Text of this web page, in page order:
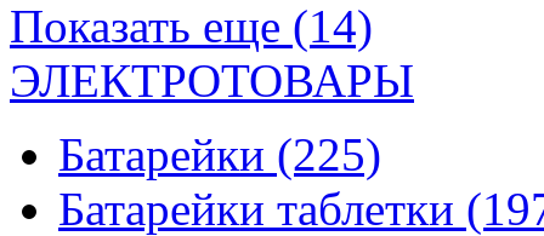
Показать еще (14)
ЭЛЕКТРОТОВАРЫ
Батарейки (225)
Батарейки таблетки